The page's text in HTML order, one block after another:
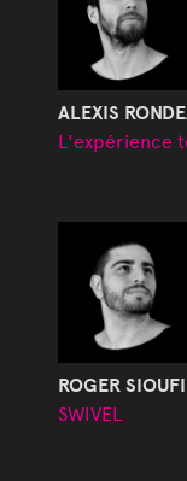
ALEXIS
L'expérience
ROGER SIOUFI
SWIVEL